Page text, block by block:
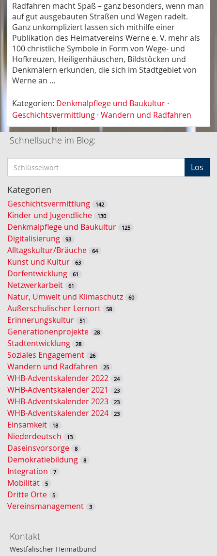
Radfahren macht Spaß – ganz besonders, wenn man
auf gut ausgebauten Straßen und Wegen radelt.
Ganz unkompliziert lassen sich mithilfe einer
Publikation des Heimatvereins Werne e. V. mehr als
100 christliche Symbole in Form von Wege- und
Hofkreuzen, Heiligenhäuschen, Bildstöcken und
Denkmälern erkunden, die sich im Stadtgebiet von
Werne an …
Kategorien: Denkmalpflege und Baukultur ·
Geschichtsvermittlung · Wandern und Radfahren
Schnellsuche im Blog:
c
h
ü
s
s
e
l
w
o
r
t
-
S
u
c
h
e
Los
Kategorien
Geschichtsvermittlung 142
Kinder und Jugendliche 130
Denkmalpflege und Baukultur 125
Digitalisierung 93
Alltagskultur/Bräuche 64
Kunst und Kultur 63
Dorfentwicklung 61
Netzwerkarbeit 61
Natur, Umwelt und Klimaschutz 60
Außerschulischer Lernort 58
Erinnerungskultur 51
Generationenprojekte 28
Stadtentwicklung 28
Soziales Engagement 26
Wandern und Radfahren 25
WHB-Adventskalender 2022 24
WHB-Adventskalender 2021 23
WHB-Adventskalender 2023 23
WHB-Adventskalender 2024 23
Einsamkeit 18
Niederdeutsch 13
Daseinsvorsorge 8
Demokratiebildung 8
Integration 7
Mobilität 5
Dritte Orte 5
Vereinsmanagement 3
Kontakt
Westfälischer Heimatbund